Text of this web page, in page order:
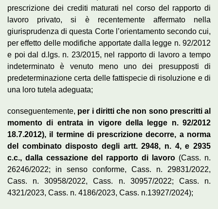
prescrizione dei crediti maturati nel corso del rapporto di
lavoro privato, si è recentemente affermato nella
giurisprudenza di questa Corte l’orientamento secondo cui,
per effetto delle modifiche apportate dalla legge n. 92/2012
e poi dal d.lgs. n. 23/2015, nel rapporto di lavoro a tempo
indeterminato è venuto meno uno dei presupposti di
predeterminazione certa delle fattispecie di risoluzione e di
una loro tutela adeguata;
conseguentemente, per i diritti che non sono prescritti al
momento di entrata in vigore della legge n. 92/2012
18.7.2012), il termine di prescrizione decorre, a norma
del combinato disposto degli artt. 2948, n. 4, e 2935
c.c., dalla cessazione del rapporto di lavoro (Cass. n.
26246/2022; in senso conforme, Cass. n. 29831/2022,
Cass. n. 30958/2022, Cass. n. 30957/2022; Cass. n.
4321/2023, Cass. n. 4186/2023, Cass. n.13927/2024);